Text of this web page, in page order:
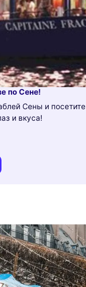
по Сене!
Сены и посетите
и вкуса!